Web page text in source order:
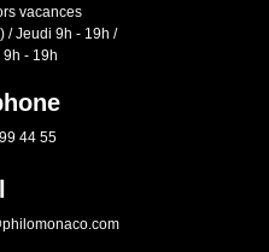
vacances
/ Jeudi 9h - 19h /
- 19h
44 55